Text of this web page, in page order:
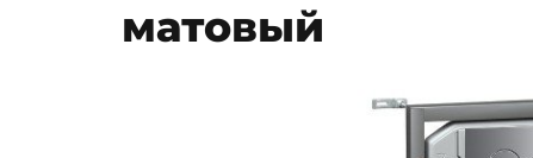
матовый